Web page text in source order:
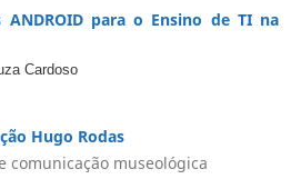
ANDROID para o Ensino de TI na
Cardoso
Hugo Rodas
comunicação museológica